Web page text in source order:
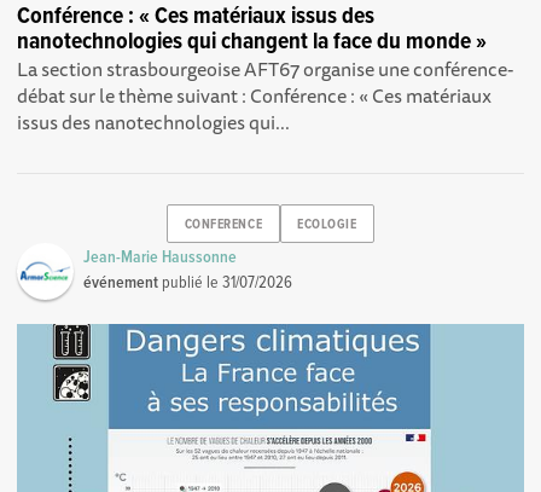
Conférence : « Ces matériaux issus des
nanotechnologies qui changent la face du monde »
La section strasbourgeoise AFT67 organise une conférence-
débat sur le thème suivant : Conférence : « Ces matériaux
issus des nanotechnologies qui...
CONFERENCE ECOLOGIE
Jean-Marie Haussonne
événement publié le31/07/2026